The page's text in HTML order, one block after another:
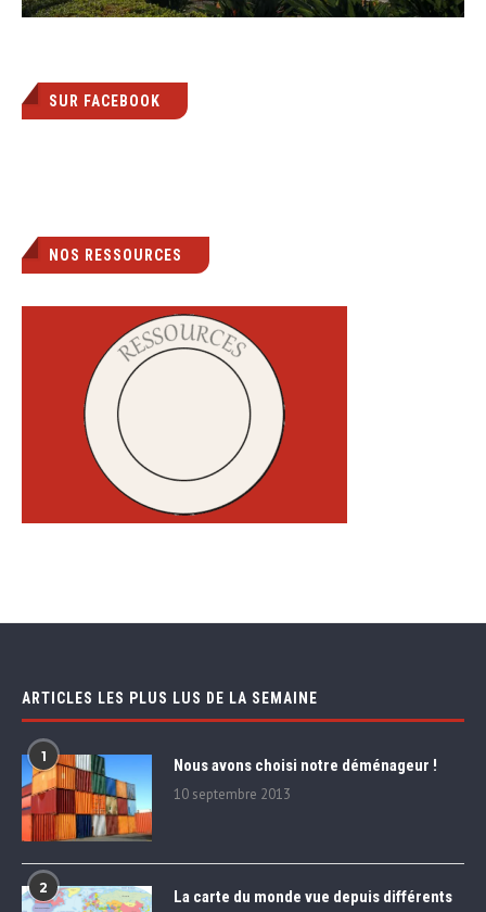
SUR FACEBOOK
NOS RESSOURCES
ARTICLES LES PLUS LUS DE LA SEMAINE
1 Nous avons choisi notre déménageur !
10 septembre 2013
2
La carte du monde vue depuis différents